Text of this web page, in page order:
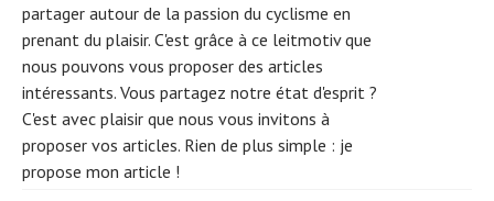
partager autour de la passion du cyclisme en
prenant du plaisir. C'est grâce à ce leitmotiv que
nous pouvons vous proposer des articles
intéressants. Vous partagez notre état d'esprit ?
C'est avec plaisir que nous vous invitons à
proposer vos articles. Rien de plus simple : je
propose mon article !
S
e
a
r
c
h
f
o
r